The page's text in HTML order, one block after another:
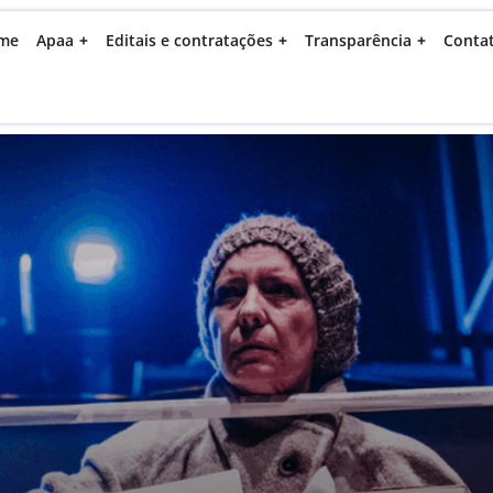
Apaa Editais e contratações Transparência